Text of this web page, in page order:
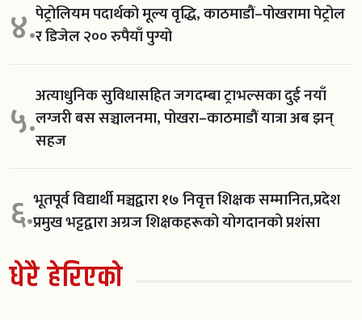
४.पेट्रोलियम पदार्थको मूल्य वृद्धि, काठमाडौं–पोखरामा पेट्रोल
र डिजेल २०० रुपैयाँ पुग्यो
५.अत्याधुनिक सुविधासहित जगदम्बा ट्राभल्सका दुई नयाँ
लग्जरी बस सञ्चालनमा, पोखरा–काठमाडौं यात्रा अब झन्
सहज
६.भूतपूर्व विद्यार्थी मञ्चद्वारा १७ निवृत्त शिक्षक सम्मानित,प्रदेश
प्रमुख भट्टद्वारा अग्रज शिक्षकहरूको योगदानको प्रशंसा
धेरै हेरिएको